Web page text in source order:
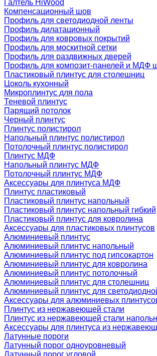
Галтель HiWood
Компенсационный шов
Профиль для светодиодной ленты
Профиль дилатационный
Профиль для ковровых покрытий
Профиль для москитной сетки
Профиль для раздвижных дверей
Профиль для композит-панелей и МДФ
Пластиковый плинтус для столешниц
Цоколь кухонный
Микроплинтус для пола
Теневой плинтус
Парящий потолок
Черный плинтус
Плинтус полистирол
Напольный плинтус полистирол
Потолочный плинтус полистирол
Плинтус МДФ
Напольный плинтус МДФ
Потолочный плинтус МДФ
Аксессуары для плинтуса МДФ
Плинтус пластиковый
Пластиковый плинтус напольный
Пластиковый плинтус напольный гибкий
Пластиковый плинтус для ковролина
Аксессуары для пластиковых плинтусов
Алюминиевый плинтус
Алюминиевый плинтус напольный
Алюминиевый плинтус под гипсокартон
Алюминиевый плинтус для ковролина
Алюминиевый плинтус потолочный
Алюминиевый плинтус для столешниц
Алюминиевый плинтус для
Аксессуары для алюминиевых
Плинтус из нержавеющей стали
Плинтус из нержавеющей стали
Аксессуары для плинтуса из
Латунные пороги
Латунный порог одноуровневый
Латунный порог угловой